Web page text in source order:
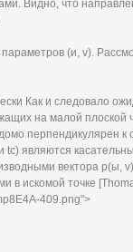
Видно, что
(и, v).
Как и следовало
на малой плоской
перпендикулярен к
tc) являются
вектора р(ы, v)
в искомой точке
409.png">